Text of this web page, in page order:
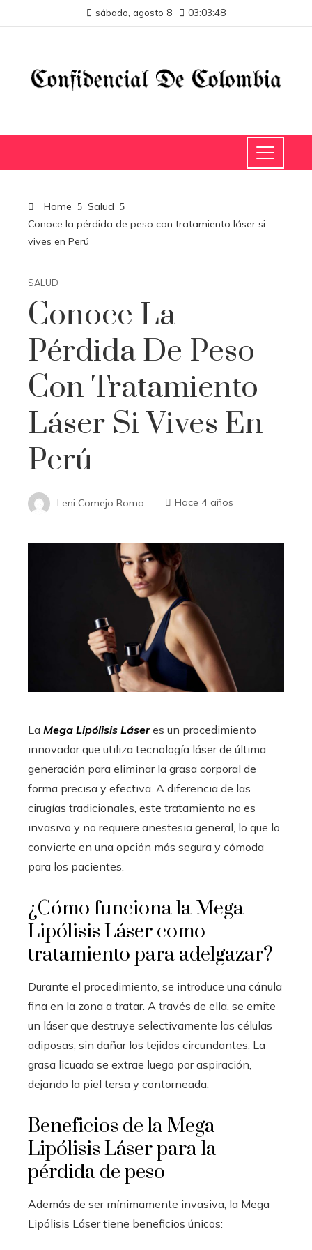
sábado, agosto 8 03:03:49
Home
Salud
Conoce la pérdida de peso con tratamiento láser si
vives en Perú
SALUD
Conoce La
Pérdida De Peso
Con Tratamiento
Láser Si Vives En
Perú
Leni Comejo Romo Hace 4 años
La Mega Lipólisis Láseres un procedimiento
innovador que utiliza tecnología láser de última
generación para eliminar la grasa corporal de
forma precisa y efectiva. A diferencia de las
cirugías tradicionales, este tratamiento no es
invasivo y no requiere anestesia general, lo que lo
convierte en una opción más segura y cómoda
para los pacientes.
¿Cómo funciona la Mega
Lipólisis Láser como
tratamiento para adelgazar?
Durante el procedimiento, se introduce una cánula
fina en la zona a tratar. A través de ella, se emite
un láser que destruye selectivamente las células
adiposas, sin dañar los tejidos circundantes. La
grasa licuada se extrae luego por aspiración,
dejando la piel tersa y contorneada.
Beneficios de la Mega
Lipólisis Láser para la
pérdida de peso
Además de ser mínimamente invasiva, la Mega
Lipólisis Láser tiene beneficios únicos: